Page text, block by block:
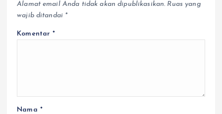
Alamat email Anda tidak akan dipublikasikan. Ruas yang
wajib ditandai *
Komentar*
Nama *